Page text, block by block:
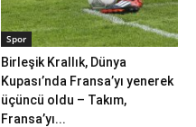
Spor
Birleşik Krallık, Dünya
Kupası’nda Fransa’yı yenerek
üçüncü oldu – Takım,
Fransa’yı...